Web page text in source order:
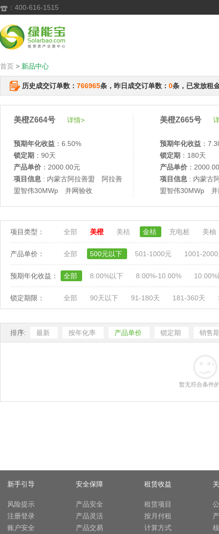
 ：400-616-1515
首页 > 新品中心
历史成交订单数： 766965条，昨日成交订单数： 0条，已发放租
美橙Z664号 详情>
预期年化收益 ：6.50%
锁定期 ：90天
产品单价 ：2000.00元
项目信息 : 内蒙古阿拉善盟 阿拉善
盟智伟30MWp 并网验收
美橙Z665号
预期年化收益 ：
锁定期 ：180天
产品单价 ：
项目信息 : 内蒙古
盟智伟30MWp 并
项目类型： 全部 美橙 美桔 金桔 充电桩 美柚
产品单价： 全部 500元以下 501-1000元 1001-
预期年化收益： 全部 8.00%以下 8.00%-10.00%
锁定期限： 全部 90天以下 91-180天 181-360天
排序: 最新 按年化率 产品单价 锁定期 销售
暂无符合条件
新手引导
风险提示
注册登录
账户安全
安全保障
产品安全
产品灵活
产品交易
租赁收益
租赁项目
按月付租
计算方式